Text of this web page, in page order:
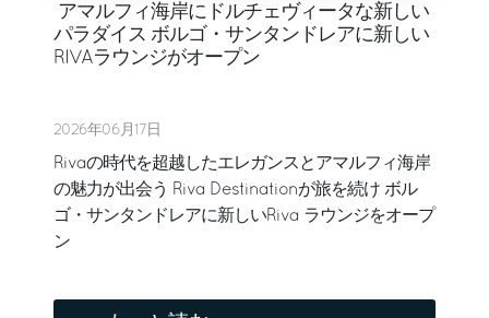
アマルフィ海岸にドルチェヴィータな新しい
パラダイス ボルゴ・サンタンドレアに新しい
RIVAラウンジがオープン
2026年06月17日
Rivaの時代を超越したエレガンスとアマルフィ海岸
の魅力が出会う Riva Destinationが旅を続け ボル
ゴ・サンタンドレアに新しいRiva ラウンジをオープ
ン